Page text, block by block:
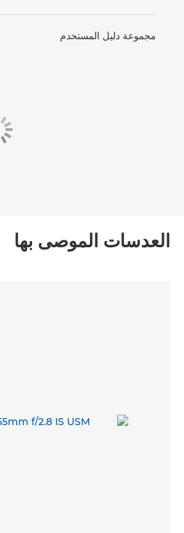
مجموعة دليل المستخدم
العدسات الموصى بها